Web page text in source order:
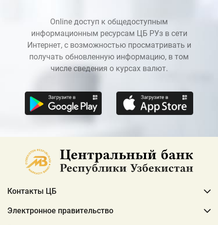
Online доступ к общедоступным
информационным ресурсам ЦБ РУз в сети
Интернет, с возможностью просматривать и
получать обновленную информацию, в том
числе сведения о курсах валют.
Контакты ЦБ
Электронное правительство